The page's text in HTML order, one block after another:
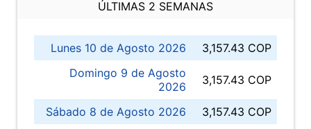
ÚLTIMAS 2 SEMANAS
Lunes 10 de Agosto 2026
3,157.43 COP
Domingo 9 de Agosto
2026
3,157.43 COP
Sábado 8 de Agosto 2026
3,157.43 COP